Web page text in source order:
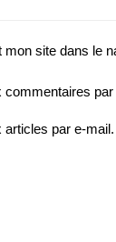
site dans le
par
par e-mail.